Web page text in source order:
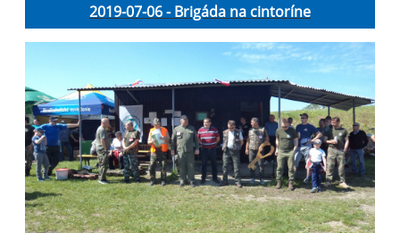
2019-07-06 - Brigáda na cintoríne